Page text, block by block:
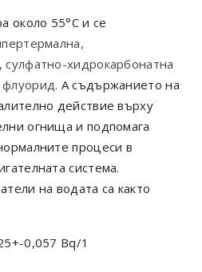
около 55°Си се
хидрокарбонатна
А съдържанието на
действие върху
огнища и подпомага
процеси в
система.
на водата са както
0,057 Bq/1